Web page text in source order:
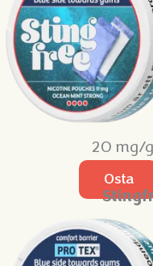
20 mg/
Osta